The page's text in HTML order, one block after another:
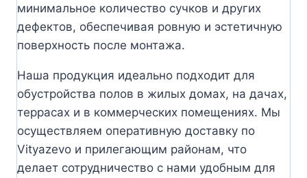
минимальное количество сучков и других
дефектов, обеспечивая ровную и эстетичную
поверхность после монтажа.
Наша продукция идеально подходит для
обустройства полов в жилых домах, на дачах,
террасах и в коммерческих помещениях. Мы
осуществляем оперативную доставку по
Vityazevo и прилегающим районам, что
делает сотрудничество с нами удобным для